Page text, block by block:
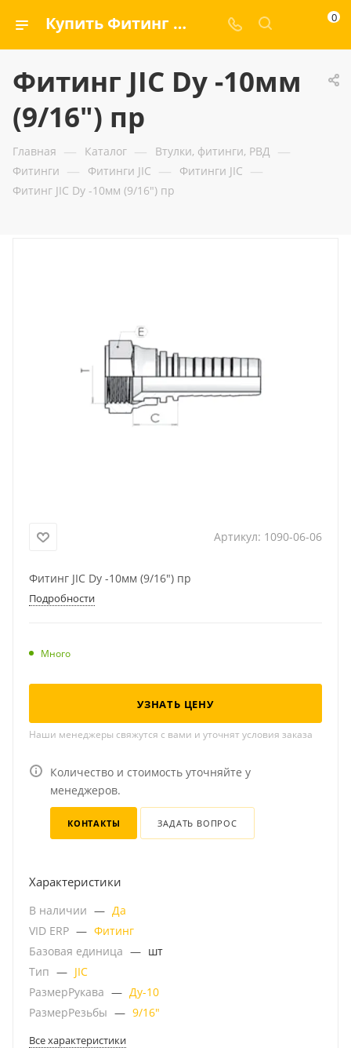
Купить Фитинг JIC Dу -10мм (9/16") пр — ООО «ГИДРАМАКС» 0
Фитинг JIC Dу -10мм
(9/16") пр
Главная — Каталог — Втулки, фитинги, РВД —
Фитинги — Фитинги JIC — Фитинги JIC —
Фитинг JIC Dу -10мм (9/16") пр
Артикул: 1090-06-06
Фитинг JIC Dу -10мм (9/16") пр
Подробности
Много
УЗНАТЬ ЦЕНУ
Наши менеджеры свяжутся с вами и уточнят условия заказа
Количество и стоимость уточняйте у
менеджеров.
КОНТАКТЫ ЗАДАТЬ ВОПРОС
Характеристики
В наличии — Да
VID ERP — Фитинг
Базовая единица — шт
Тип — JIC
РазмерРукава — Ду-10
РазмерРезьбы — 9/16"
Все характеристики